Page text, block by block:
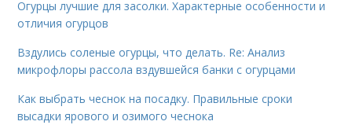
Огурцы лучшие для засолки. Характерные особенности и
отличия огурцов
Вздулись соленые огурцы, что делать. Re: Анализ
микрофлоры рассола вздувшейся банки с огурцами
Как выбрать чеснок на посадку. Правильные сроки
высадки ярового и озимого чеснока